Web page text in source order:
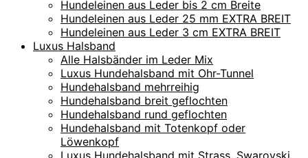
Hundeleinen aus Leder bis 2 cm Breite
Hundeleinen aus Leder 25 mm EXTRA BREIT
Hundeleinen aus Leder 3 cm EXTRA BREIT
Luxus Halsband
Alle Halsbänder im Leder Mix
Luxus Hundehalsband mit Ohr-Tunnel
Hundehalsband mehrreihig
Hundehalsband breit geflochten
Hundehalsband rund geflochten
Hundehalsband mit Totenkopf oder
Löwenkopf
Luxus Hundehalsband mit Strass, Swarovski